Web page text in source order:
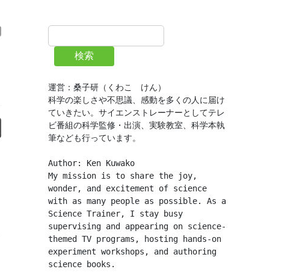
検索
運営：桑子研（くわこ　けん）
科学の楽しさや不思議、感動を多くの人に届け
ていきたい。サイエンストレーナーとしてテレ
ビ番組の科学監修・出演、実験教室、科学本執
筆なども行っています。
Author: Ken Kuwako
My mission is to share the joy,
wonder, and excitement of science
with as many people as possible. As a
Science Trainer, I stay busy
supervising and appearing on science-
themed TV programs, hosting hands-on
experiment workshops, and authoring
science books.